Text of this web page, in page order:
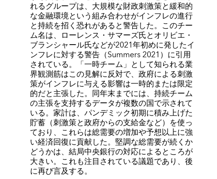
れるグループは、大規模な財政刺激策と緩和的
な金融環境という組み合わせがインフレの進行
と持続を招く恐れがあると警告した。このチー
ム名は、ローレンス・サマーズ氏とオリビエ・
ブランシャール氏などが2021年初めに発したイ
ンフレに対する警告（Summers 2021）に引用
されている。「一時チーム」として知られる業
界観測筋はこの見解に反対で、政府による刺激
策がインフレに与える影響は一時的または限定
的だと主張した。同年末までには、持続チーム
の主張を支持するデータが複数の国で示されて
いる。家計は、パンデミック初期に積み上げた
貯蓄（刺激策と政府からの支給金など）を使っ
ており、これらは総需要の増加や予想以上に強
い経済回復に貢献した。堅調な総需要が続くか
どうかは、結局中央銀行の対応によるところが
大きい。これも注目されている議題であり、後
に再び言及する。